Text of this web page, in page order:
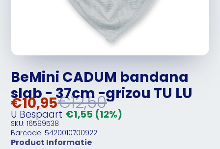
BeMini CADUM bandana
slab - 37cm -grizou TU LU
€10,95€12,50
U Bespaart €1,55 (12%)
SKU: 16599538
Barcode: 5420010700922
Product Informatie